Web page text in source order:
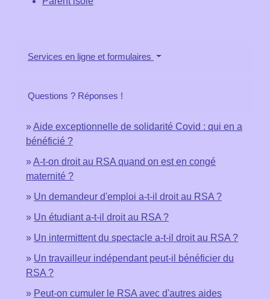
Services en ligne et formulaires
Questions ? Réponses !
Aide exceptionnelle de solidarité Covid : qui en a
bénéficié ?
A-t-on droit au RSA quand on est en congé
maternité ?
Un demandeur d'emploi a-t-il droit au RSA ?
Un étudiant a-t-il droit au RSA ?
Un intermittent du spectacle a-t-il droit au RSA ?
Un travailleur indépendant peut-il bénéficier du
RSA ?
Peut-on cumuler le RSA avec d'autres aides